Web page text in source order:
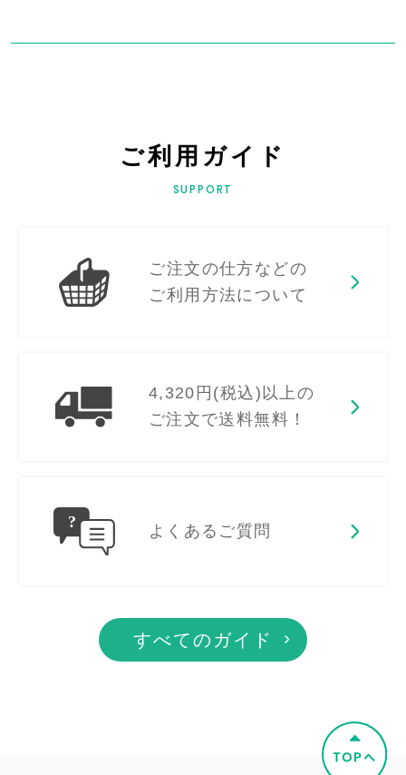
ご利用ガイド
SUPPORT
ご注文の仕方などの
ご利用方法について
4,320円(税込)以上の
ご注文で送料無料！
よくあるご質問
すべてのガイド